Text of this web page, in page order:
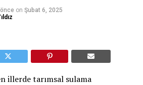
on Şubat 6, 2025
illerde tarımsal sulama